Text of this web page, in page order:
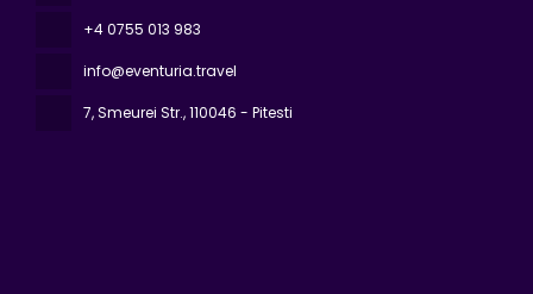
+4 0755 013 983
info@eventuria.travel
7, Smeurei Str., 110046 - Pitesti